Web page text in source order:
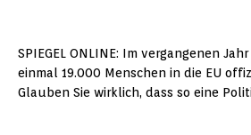
SPIEGEL ONLINE: Im vergangenen
einmal 19.000 Menschen in die EU
Glauben Sie wirklich, dass so eine